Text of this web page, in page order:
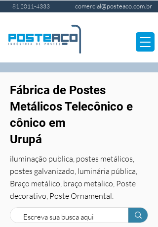
81 2011-4333 comercial@posteaco.com.br
Fábrica de Postes
Metálicos Telecônico e
cônico em
Urupá
iluminação publica, postes metálicos,
postes galvanizado, luminária pública,
Braço metálico, braço metalico, Poste
decorativo, Poste Ornamental.